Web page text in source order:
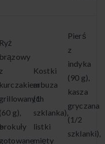
Ryż
brązowy
z
kurczakiem
(60 g),
brokuły
gotowane
Kostki
arbuza
(1
szklanka),
listki
mięty
Pierś
z
indyka
(90 g),
kasza
gryczana
(1/2
szklanki),